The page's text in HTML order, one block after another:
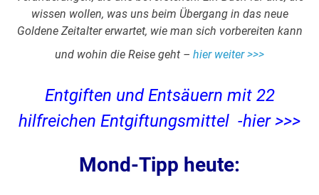
wissen wollen, was uns beim Übergang in das neue
Goldene Zeitalter erwartet, wie man sich vorbereiten kann
und wohin die Reise geht – hier weiter >>>
Entgiften und Entsäuern mit 22
hilfreichen Entgiftungsmittel -hier >>>
Mond-Tipp heute: